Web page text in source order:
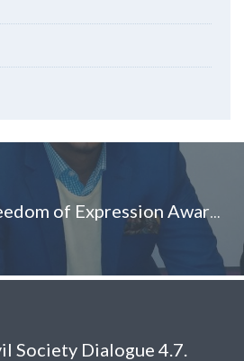
Finnish PEN’s Freedom of Expression Award 2015 to Abdirahim Husu Hussein
Society Dialogue 4.7.